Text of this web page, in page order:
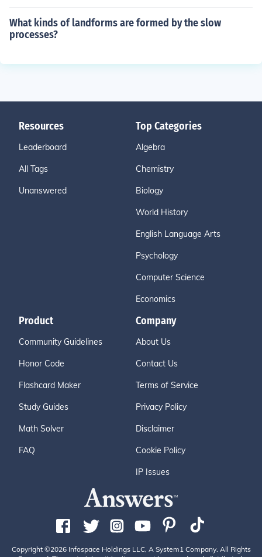
What kinds of landforms are formed by the slow
processes?
Resources
Leaderboard
All Tags
Unanswered
Top Categories
Algebra
Chemistry
Biology
World History
English Language Arts
Psychology
Computer Science
Economics
Product
Community Guidelines
Honor Code
Flashcard Maker
Study Guides
Math Solver
FAQ
Company
About Us
Contact Us
Terms of Service
Privacy Policy
Disclaimer
Cookie Policy
IP Issues
Copyright ©2026 Infospace Holdings LLC, A System1 Company. All Rights